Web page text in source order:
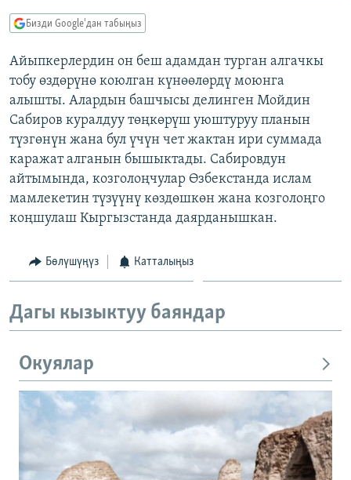
ЭКСПЕРТТЕР ТАЛДАЙТ
БИЗ ЖАНА ДҮЙНӨ
ДАНИСТЕ
ЭЖЕ-СИҢДИЛЕР
АЗАТТЫК+
ЫҢГАЙСЫЗ СУРООЛОР
ӨЗГӨЧӨ ПИКИР
Русский
ОНЛАЙН ШЕРИНЕ
ЭЕ/АРнун бардык сайттары
Бизди Google'дан табыңыз
Айыпкерлердин он беш адамдан турган алгачкы
тобу өздөрүнө коюлган күнөөлөрдү моюнга
алышты. Алардын башчысы делинген Мойдин
Сабиров куралдуу төңкөрүш уюштуруу планын
түзгөнүн жана бул үчүн чет жактан ири суммада
каражат алганын бышыктады. Сабировдун
айтымында, козголоңчулар Өзбекстанда ислам
мамлекетин түзүүнү көздөшкөн жана козголоңго
коңшулаш Кыргызстанда даярданышкан.
Бөлүшүңүз Катталыңыз
Дагы кызыктуу баяндар
Окуялар